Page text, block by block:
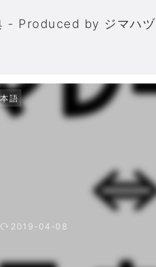
- Produced by ジマハヅ
語
2019-04-08